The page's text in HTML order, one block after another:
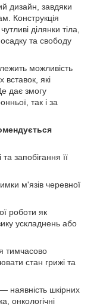
дизайн, завдяки
Конструкція
ділянки тіла,
та свободу
можливість
вставок, які
дає змогу
так і за
запобігання її
м'язів черевної
роботи як
ускладнень або
тимчасово
стан грижі та
наявність шкірних
онкологічні